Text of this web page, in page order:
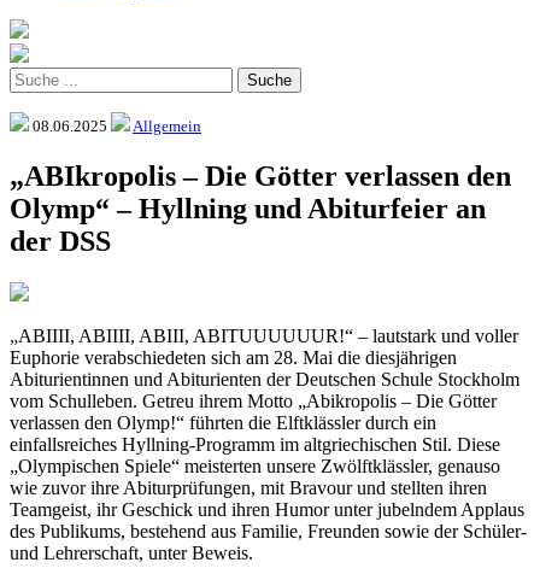
08.06.2025 Allgemein
„ABIkropolis – Die Götter verlassen den
Olymp“ – Hyllning und Abiturfeier an
der DSS
„ABIIII, ABIIII, ABIII, ABITUUUUUUR!“ – lautstark und voller
Euphorie verabschiedeten sich am 28. Mai die diesjährigen
Abiturientinnen und Abiturienten der Deutschen Schule Stockholm
vom Schulleben. Getreu ihrem Motto „Abikropolis – Die Götter
verlassen den Olymp!“ führten die Elftklässler durch ein
einfallsreiches Hyllning-Programm im altgriechischen Stil. Diese
„Olympischen Spiele“ meisterten unsere Zwölftklässler, genauso
wie zuvor ihre Abiturprüfungen, mit Bravour und stellten ihren
Teamgeist, ihr Geschick und ihren Humor unter jubelndem Applaus
des Publikums, bestehend aus Familie, Freunden sowie der Schüler-
und Lehrerschaft, unter Beweis.